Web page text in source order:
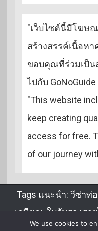
"เว็บไซต์นี้มีโฆษณ
สร้างสรรค์เนื้อห
ขอบคุณที่ร่วมเป็น
ไปกับ
"This website
keep creating
access for free.
of our journey
Tags แนะนำ: วีซ่าท่อ
เกษียณ ใบรับรองรา
We use cookies to